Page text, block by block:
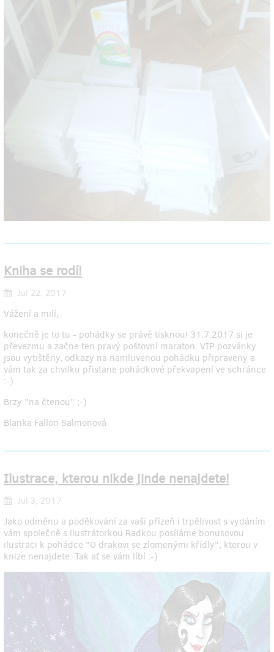
Kniha se rodí!
Jul 22, 2017
Vážení a milí,
konečně je to tu - pohádky se právě tisknou! 31.7.2017 si je
převezmu a začne ten pravý poštovní maraton. VIP pozvánky
jsou vytištěny, odkazy na namluvenou pohádku připraveny a
vám tak za chvilku přistane pohádkové překvapení ve schránce
:-)
Brzy "na čtenou" ;-)
Blanka Fallon Salmonová
Ilustrace, kterou nikde jinde nenajdete!
Jul 3, 2017
Jako odměnu a poděkování za vaši přízeň i trpělivost s vydáním
vám společně s ilustrátorkou Radkou posíláme bonusovou
ilustraci k pohádce "O drakovi se zlomenými křídly", kterou v
knize nenajdete. Tak ať se vám líbí :-)